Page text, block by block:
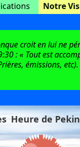
Notre
croit en lui ne
: « Tout est
émissions,
Heure de Pekin